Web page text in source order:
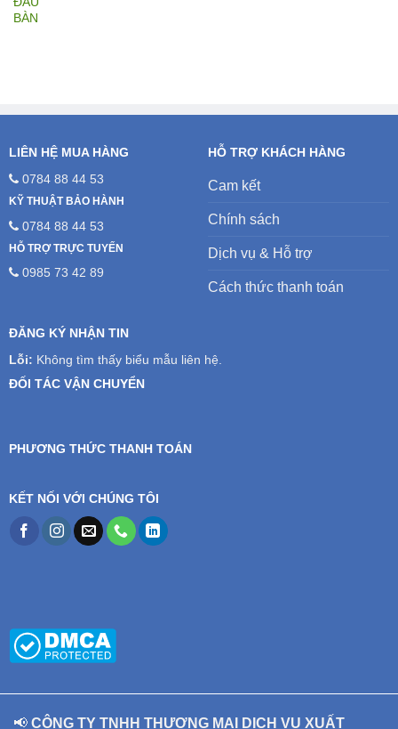
LIÊN HỆ MUA HÀNG
0784 88 44 53
KỸ THUẬT BẢO HÀNH
0784 88 44 53
HỖ TRỢ TRỰC TUYẾN
0985 73 42 89
HỖ TRỢ KHÁCH HÀNG
Cam kết
Chính sách
Dịch vụ & Hỗ trợ
Cách thức thanh toán
ĐĂNG KÝ NHẬN TIN
Lỗi: Không tìm thấy biểu mẫu liên hệ.
ĐỐI TÁC VẬN CHUYỂN
PHƯƠNG THỨC THANH TOÁN
KẾT NỐI VỚI CHÚNG TÔI
📢 CÔNG TY TNHH THƯƠNG MẠI DỊCH VỤ XUẤT